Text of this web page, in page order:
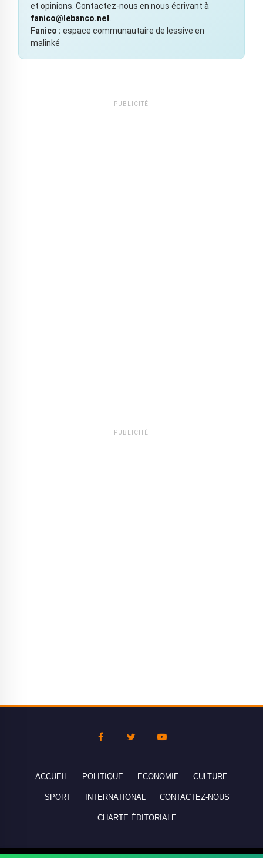
et opinions. Contactez-nous en nous écrivant à
fanico@lebanco.net
Fanico : espace communautaire de lessive en
malinké
PUBLICITÉ
PUBLICITÉ
ACCUEIL POLITIQUE ECONOMIE CULTURE
SPORT INTERNATIONAL CONTACTEZ-NOUS
CHARTE ÉDITORIALE